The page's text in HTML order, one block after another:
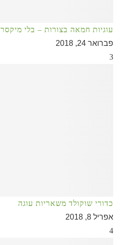
עוגיות חמאה בצורות – בלי מיקסר
פברואר 24, 2018
3
כדורי שוקולד משאריות עוגה
אפריל 8, 2018
4